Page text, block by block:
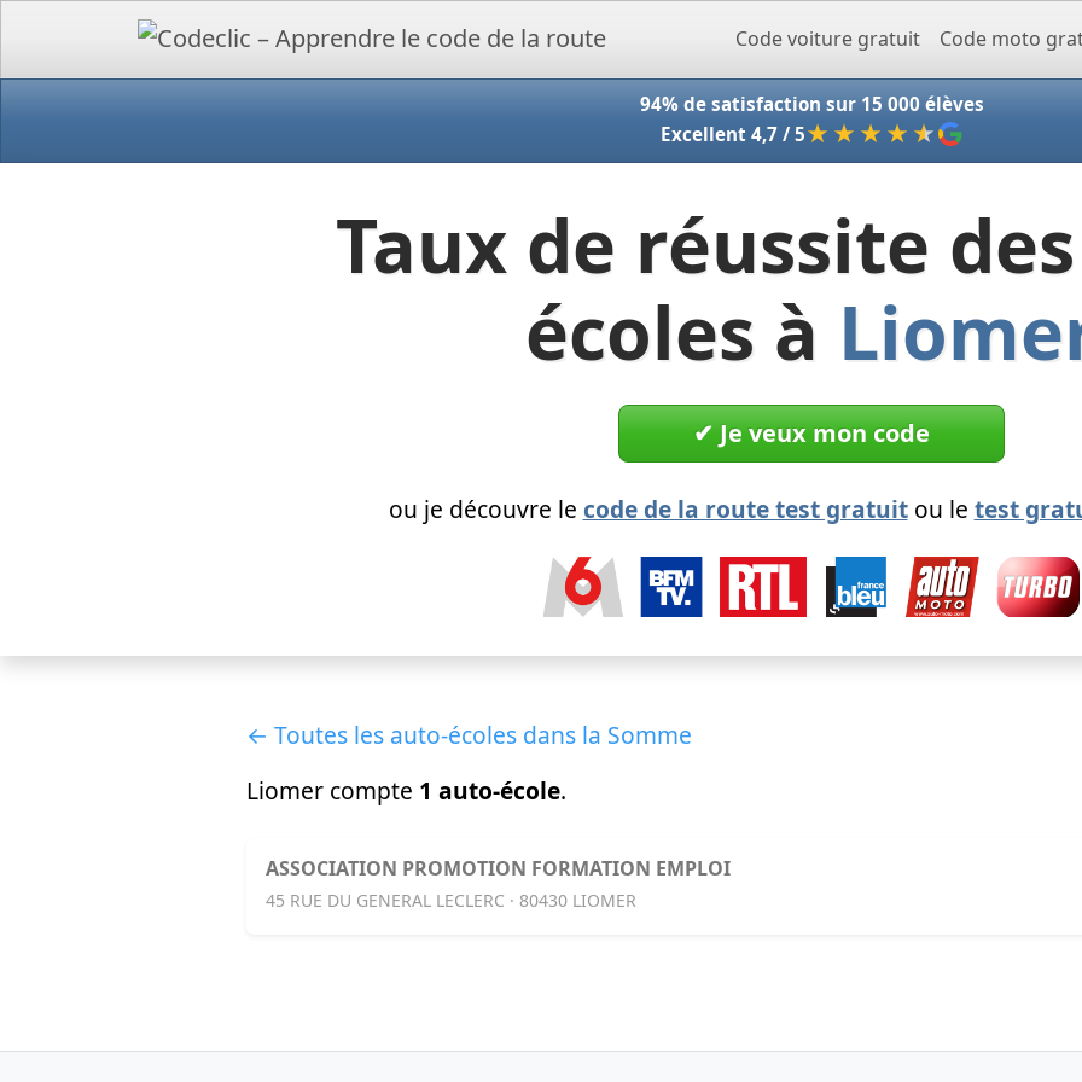
Accueil - CodeclicCode voiture gratuit Code moto
94% de satisfaction sur 15 000 élèves
Excellent 4,7 / 5★★★★ ★
Taux de réussite
écoles à
✔︎ Je veux mon code
ou je découvre le code de la route test gratuitou le test
← Toutes les auto-écoles dans la Somme
Liomer compte 1 auto-école.
ASSOCIATION PROMOTION FORMATION EMPLOI
45 RUE DU GENERAL LECLERC · 80430 LIOMER